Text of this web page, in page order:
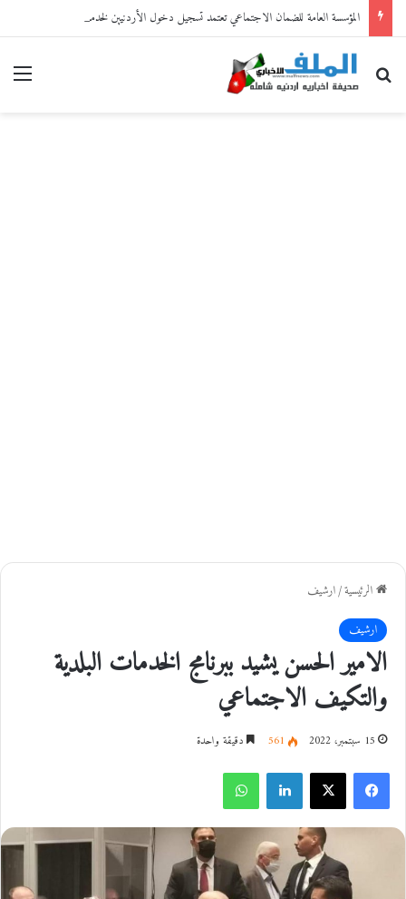
بحث عن
الرئيسية/ارشيف
ارشيف
الامير الحسن يشيد ببرنامج الخدمات البلدية
والتكيف الاجتماعي
15 سبتمبر، 2022 561 دقيقة واحدة
فيسبوك